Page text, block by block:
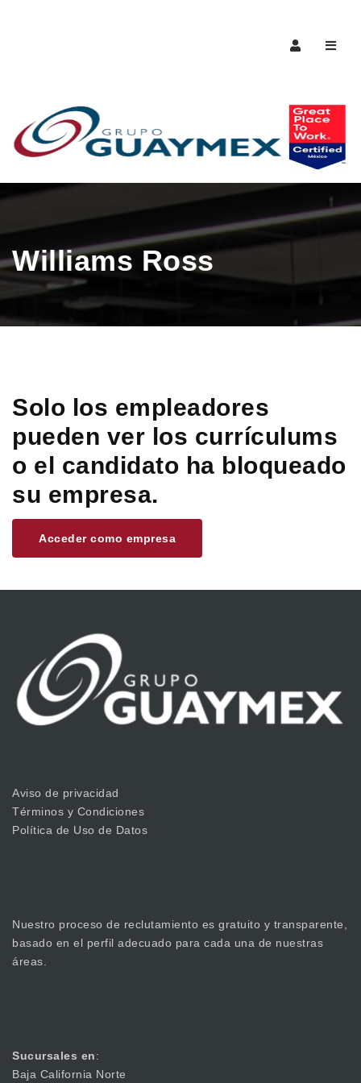
Williams Ross
Solo los empleadores
pueden ver los currículums
o el candidato ha bloqueado
su empresa.
Acceder como empresa
Aviso de privacidad
Términos y Condiciones
Política de Uso de Datos
Nuestro proceso de reclutamiento es gratuito y transparente,
basado en el perfil adecuado para cada una de nuestras
áreas.
Sucursales en:
Baja California Norte